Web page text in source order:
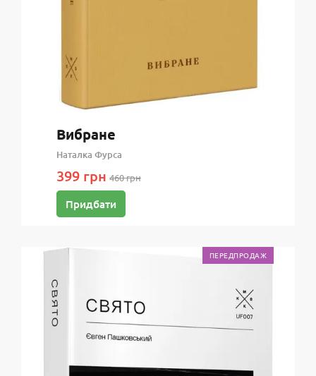
Вибране
Наталка Фурса
399 грн 460 грн
Придбати
ПЕРЕДПРОДАЖ